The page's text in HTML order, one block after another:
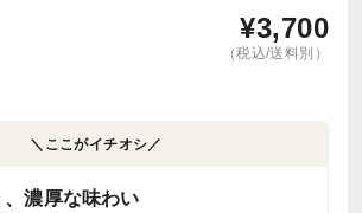
¥3,700
（税込/送料別）
＼ここがイチオシ／
濃厚な味わい